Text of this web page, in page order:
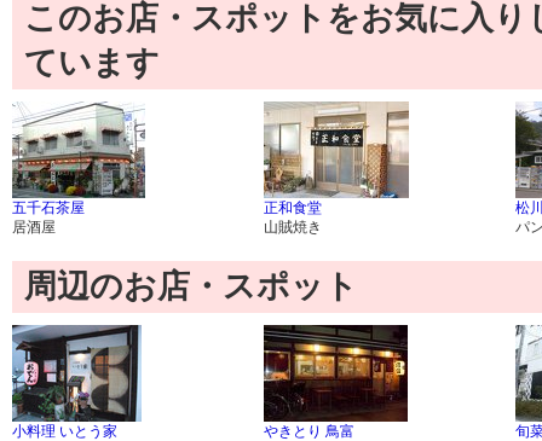
このお店・スポットをお気に入
ています
五千石茶屋
居酒屋
正和食堂
山賊焼き
松
パ
周辺のお店・スポット
小料理 いとう家
やきとり 鳥富
旬